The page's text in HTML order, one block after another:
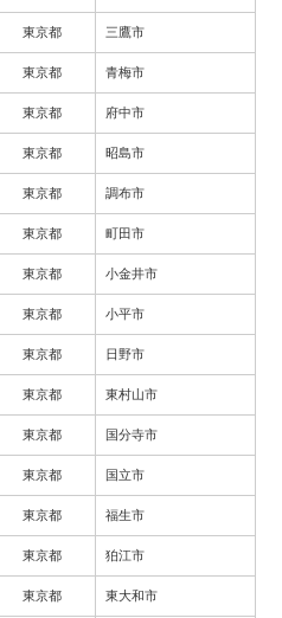
東京都 三鷹市
東京都 青梅市
東京都 府中市
東京都 昭島市
東京都 調布市
東京都 町田市
東京都 小金井市
東京都 小平市
東京都 日野市
東京都 東村山市
東京都 国分寺市
東京都 国立市
東京都 福生市
東京都 狛江市
東京都 東大和市